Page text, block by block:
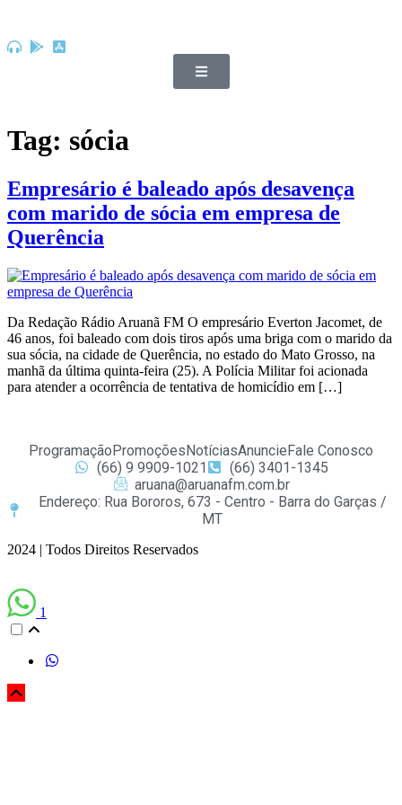
Tag: sócia
Empresário é baleado após desavença
com marido de sócia em empresa de
Querência
Da Redação Rádio Aruanã FM O empresário Everton Jacomet, de
46 anos, foi baleado com dois tiros após uma briga com o marido da
sua sócia, na cidade de Querência, no estado do Mato Grosso, na
manhã da última quinta-feira (25). A Polícia Militar foi acionada
para atender a ocorrência de tentativa de homicídio em […]
ProgramaçãoPromoçõesNotíciasAnuncieFale Conosco
(66) 9 9909-1021
(66) 3401-1345
aruana@aruanafm.com.br
Endereço: Rua Bororos, 673 - Centro - Barra do Garças /
MT
2024 | Todos Direitos Reservados
1